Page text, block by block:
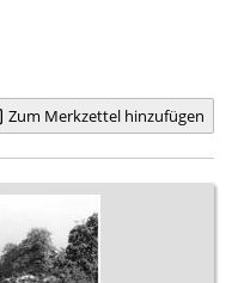
Zum Merkzettel hinzufügen